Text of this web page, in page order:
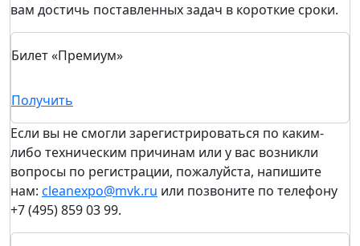
вам достичь поставленных задач в короткие сроки.
Билет «Премиум»
Получить
Если вы не смогли зарегистрироваться по каким-
либо техническим причинам или у вас возникли
вопросы по регистрации, пожалуйста, напишите
нам: cleanexpo@mvk.ru или позвоните по телефону
+7 (495) 859 03 99.